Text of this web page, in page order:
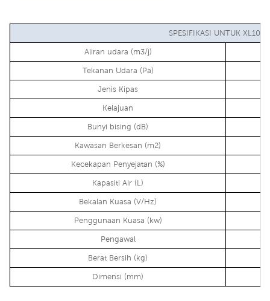
SPESIFIKASI UNTUK XL10-
Aliran udara (m3/j)
Tekanan Udara (Pa)
Jenis Kipas
Kelajuan
Bunyi bising (dB)
Kawasan Berkesan (m2)
Kecekapan Penyejatan (%)
Kapasiti Air (L)
Bekalan Kuasa (V/Hz)
Penggunaan Kuasa (kw)
Pengawal
Berat Bersih (kg)
Dimensi (mm)